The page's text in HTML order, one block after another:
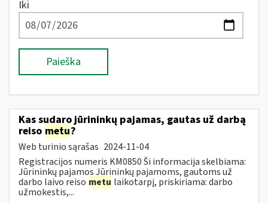
Iki
Paieška
Kas sudaro jūrininkų pajamas, gautas už darbą
reiso metu?
Web turinio sąrašas 2024-11-04
Registracijos numeris KM0850 Ši informacija skelbiama:
Jūrininkų pajamos Jūrininkų pajamoms, gautoms už
darbo laivo reiso metu laikotarpį, priskiriama: darbo
užmokestis,...